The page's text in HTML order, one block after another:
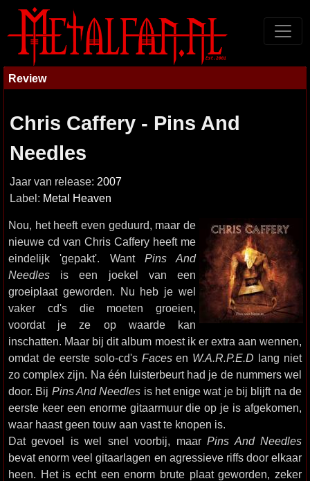
Review
Chris Caffery - Pins And
Needles
Jaar van release: 2007
Label: Metal Heaven
Nou, het heeft even geduurd, maar de
nieuwe cd van Chris Caffery heeft me
eindelijk 'gepakt'. Want Pins And
Needles is een joekel van een
groeiplaat geworden. Nu heb je wel
vaker cd's die moeten groeien,
voordat je ze op waarde kan
inschatten. Maar bij dit album moest ik er extra aan wennen,
omdat de eerste solo-cd's Facesen W.A.R.P.E.D lang niet
zo complex zijn. Na één luisterbeurt had je de nummers wel
door. Bij Pins And Needles is het enige wat je bij blijft na de
eerste keer een enorme gitaarmuur die op je is afgekomen,
waar haast geen touw aan vast te knopen is.
Dat gevoel is wel snel voorbij, maarPins And Needles
bevat enorm veel gitaarlagen en agressieve riffs door elkaar
heen. Het is echt een enorm brute plaat geworden, zeker